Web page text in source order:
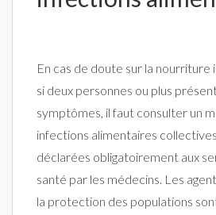
En cas de doute sur la
si deux personnes ou plus
symptômes, il faut consulter un
infections alimentaires
déclarées obligatoirement aux
santé par les médecins. Les
la protection des populations